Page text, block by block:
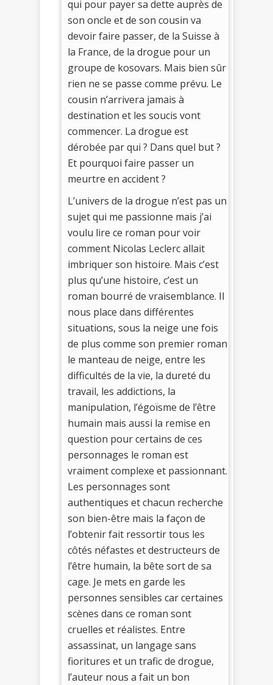
qui pour payer sa dette auprès de
son oncle et de son cousin va
devoir faire passer, de la Suisse à
la France, de la drogue pour un
groupe de kosovars. Mais bien sûr
rien ne se passe comme prévu. Le
cousin n’arrivera jamais à
destination et les soucis vont
commencer. La drogue est
dérobée par qui ? Dans quel but ?
Et pourquoi faire passer un
meurtre en accident ?
L’univers de la drogue n’est pas un
sujet qui me passionne mais j’ai
voulu lire ce roman pour voir
comment Nicolas Leclerc allait
imbriquer son histoire. Mais c’est
plus qu’une histoire, c’est un
roman bourré de vraisemblance. Il
nous place dans différentes
situations, sous la neige une fois
de plus comme son premier roman
le manteau de neige, entre les
difficultés de la vie, la dureté du
travail, les addictions, la
manipulation, l’égoïsme de l’être
humain mais aussi la remise en
question pour certains de ces
personnages le roman est
vraiment complexe et passionnant.
Les personnages sont
authentiques et chacun recherche
son bien-être mais la façon de
l’obtenir fait ressortir tous les
côtés néfastes et destructeurs de
l’être humain, la bête sort de sa
cage. Je mets en garde les
personnes sensibles car certaines
scènes dans ce roman sont
cruelles et réalistes. Entre
assassinat, un langage sans
fioritures et un trafic de drogue,
l’auteur nous a fait un bon